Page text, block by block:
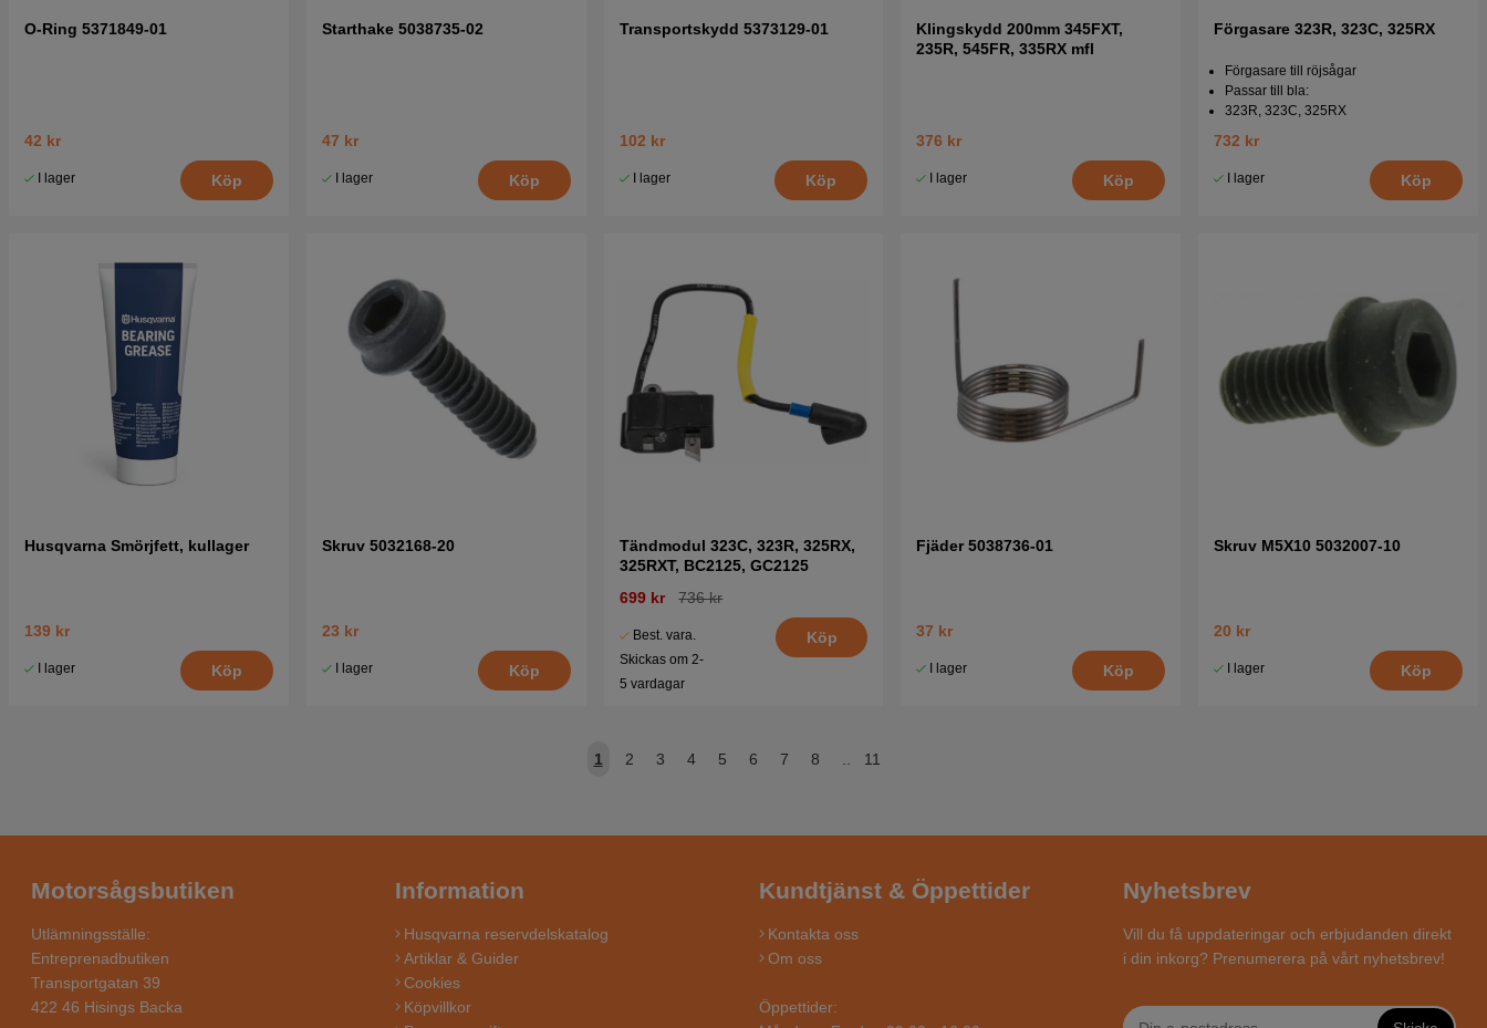
O-Ring 5371849-01
42 kr
I lager Köp
Starthake 5038735-02
47 kr
I lager Köp
Transportskydd 5373129-01
102 kr
I lager Köp
Klingskydd 200mm 345FXT,
235R, 545FR, 335RX mfl
376 kr
I lager Köp
Förgasare 323R, 323C, 325RX
Förgasare till röjsågar
Passar till bla:
323R, 323C, 325RX
732 kr
I lager Köp
Husqvarna Smörjfett, kullager
139 kr
I lager Köp
Skruv 5032168-20
23 kr
I lager Köp
Tändmodul 323C, 323R, 325RX,
325RXT, BC2125, GC2125
699 kr
736 kr
Best. vara.
Skickas om 2-
5 vardagar
Köp
Fjäder 5038736-01
37 kr
I lager Köp
Skruv M5X10 5032007-10
20 kr
I lager Köp
1 2 3 4 5 6 7 8 .. 11
Motorsågsbutiken
Utlämningsställe:
Entreprenadbutiken
Transportgatan 39
422 46 Hisings Backa
Information
Husqvarna reservdelskatalog
Artiklar & Guider
Cookies
Köpvillkor
Kundtjänst & Öppettider
Kontakta oss
Om oss
Öppettider:
Nyhetsbrev
Vill du få uppdateringar och erbjudanden direkt
i din inkorg? Prenumerera på vårt nyhetsbrev!